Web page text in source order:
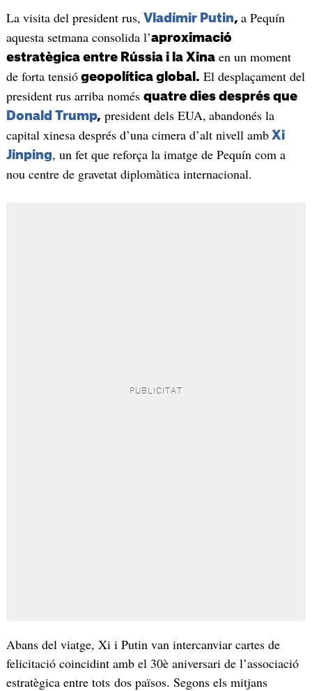
La visita del president rus, Vladímir Putin, a Pequín
aquesta setmana consolida l’aproximació
estratègica entre Rússia i la Xinaen un moment
de forta tensiógeopolítica global. El desplaçament del
president rus arriba només quatre dies després que
Donald Trump, president dels EUA, abandonés la
capital xinesa després d’una cimera d’alt nivell amb Xi
Jinping, un fet que reforça la imatge de Pequín com a
nou centre de gravetat diplomàtica internacional.
Abans del viatge, Xi i Putin van intercanviar cartes de
felicitació coincidint amb el 30è aniversari de l’associació
estratègica entre tots dos països. Segons els mitjans